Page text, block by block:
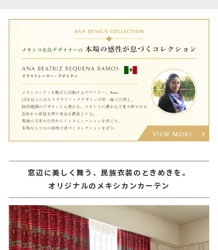
窓辺に美しく舞う、民族衣装のときめきを。
オリジナルのメキシカンカーテン